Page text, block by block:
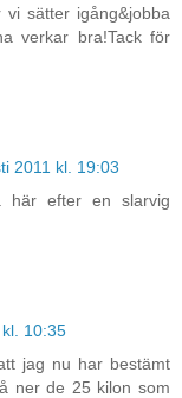
sätter igång&jobba
verkar bra!Tack för
2011 kl. 19:03
här efter en slarvig
10:35
jag nu har bestämt
ner de 25 kilon som